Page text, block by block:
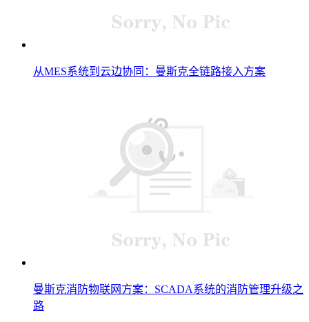
从MES系统到云边协同：曼斯克全链路接入方案
曼斯克消防物联网方案：SCADA系统的消防管理升级之
路